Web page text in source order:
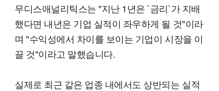
무디스애널리틱스는 "지난 1년은 `금리`가 지배
했다면 내년은 기업 실적이 좌우하게 될 것"이라
며 "수익성에서 차이를 보이는 기업이 시장을 이
끌 것"이라고 말했습니다.
실제로 최근 같은 업종 내에서도 상반되는 실적